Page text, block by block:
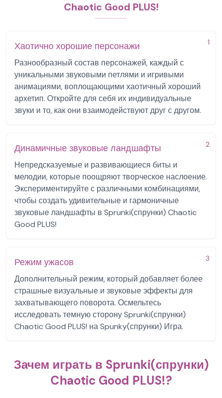
Chaotic Good PLUS!
1
Хаотично хорошие персонажи
Разнообразный состав персонажей, каждый с
уникальными звуковыми петлями и игривыми
анимациями, воплощающими хаотичный хороший
архетип. Откройте для себя их индивидуальные
звуки и то, как они взаимодействуют друг с другом.
2
Динамичные звуковые ландшафты
Непредсказуемые и развивающиеся биты и
мелодии, которые поощряют творческое наслоение.
Экспериментируйте с различными комбинациями,
чтобы создать удивительные и гармоничные
звуковые ландшафты в Sprunki(спрунки) Chaotic
Good PLUS!
3
Режим ужасов
Дополнительный режим, который добавляет более
страшные визуальные и звуковые эффекты для
захватывающего поворота. Осмельтесь
исследовать темную сторону Sprunki(спрунки)
Chaotic Good PLUS! на Spunky(спрунки) Игра.
Зачем играть в Sprunki(спрунки)
Chaotic Good PLUS!?